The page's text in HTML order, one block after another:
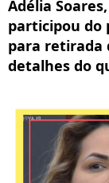
Adélia
participou do
para retirada
detalhes do